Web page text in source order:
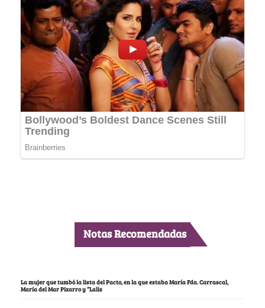
Notas Recomendadas
La mujer que tumbó la lista del Pacto, en la que estaba María Fda. Carrascal,
María del Mar Pizarro y “Lalis